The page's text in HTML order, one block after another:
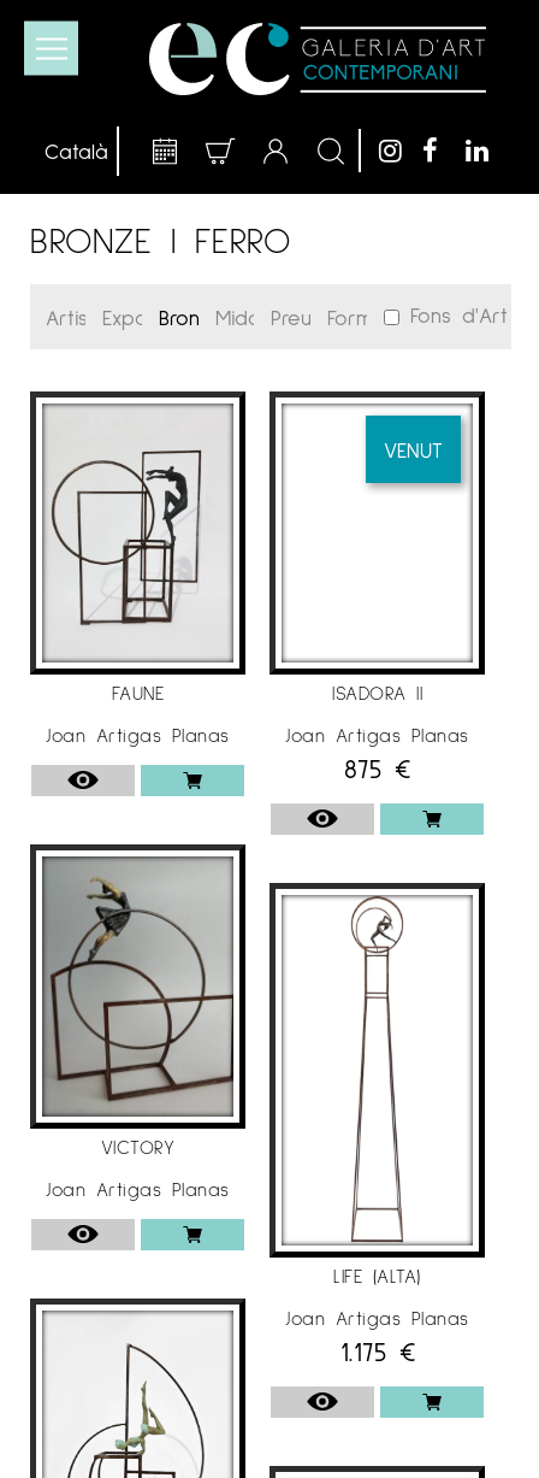
BRONZE I FERRO
Fons d'Art
FAUNE
Joan Artigas Planas
VICTORY
Joan Artigas Planas
VENUT
ISADORA II
Joan Artigas Planas
875 €
LIFE (ALTA)
Joan Artigas Planas
1.175 €